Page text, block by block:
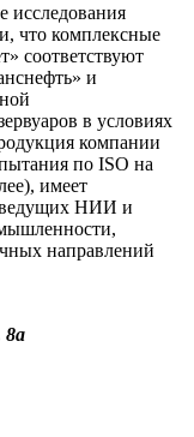
что комплексные
соответствуют
и
в условиях
компании
по ISO на
имеет
ведущих НИИ и
направлений
8а